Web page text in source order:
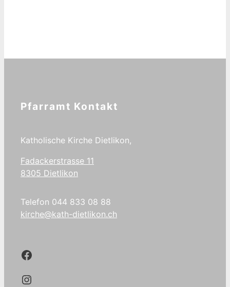
Pfarramt Kontakt
Katholische Kirche Dietlikon,
Fadackerstrasse 11
8305 Dietlikon
Telefon 044 833 08 88
kirche@kath-dietlikon.ch
Kath.Dietlikon Facebook
Kath.Dietlikon Instagram